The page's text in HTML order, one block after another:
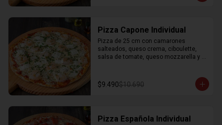
Pizza Capone Individual
Pizza de 25 cm con camarones
salteados, queso crema, ciboulette,
salsa de tomate, queso mozzarella y
$9.490$10.690
Pizza Española Individual